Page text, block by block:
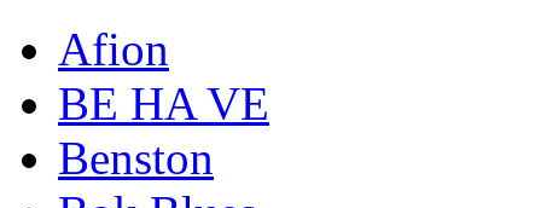
Afion
BE HA VE
Benston